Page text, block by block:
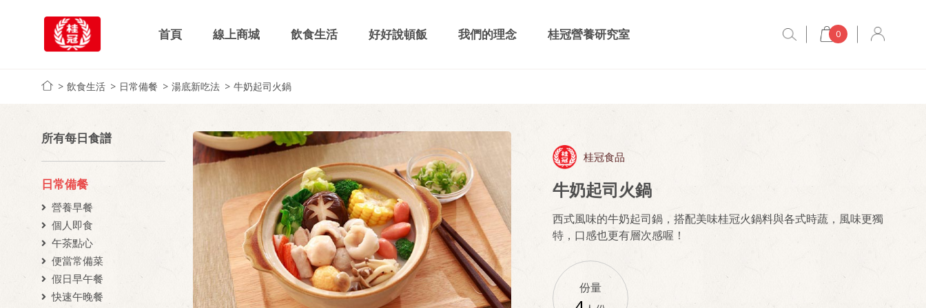
首頁 線上商城 飲食生活 好好說頓飯 我們的理念 桂冠營養研究室 0
飲食生活 日常備餐 湯底新吃法 牛奶起司火鍋
所有每日食譜
日常備餐
營養早餐
個人即食
午茶點心
便當常備菜
假日早午餐
快速午晚餐
桂冠食品
牛奶起司火鍋
西式風味的牛奶起司鍋，搭配美味桂冠火鍋料與各式時蔬，風味更獨
特，口感也更有層次感喔！
份量